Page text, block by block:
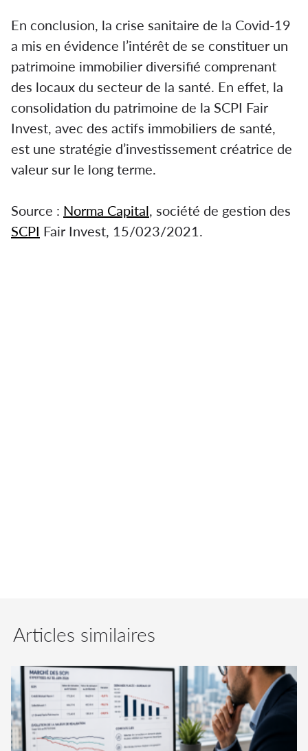
En conclusion, la crise sanitaire de la Covid-19
a mis en évidence l’intérêt de se constituer un
patrimoine immobilier diversifié comprenant
des locaux du secteur de la santé. En effet, la
consolidation du patrimoine de la SCPI Fair
Invest, avec des actifs immobiliers de santé,
est une stratégie d’investissement créatrice de
valeur sur le long terme.
Source : Norma Capital, société de gestion des
SCPI Fair Invest, 15/023/2021.
Articles similaires